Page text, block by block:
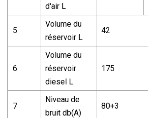
d'air L
5
Volume du
réservoir L
42
6
Volume du
réservoir
diesel L
175
7
Niveau de
bruit db(A)
80+3